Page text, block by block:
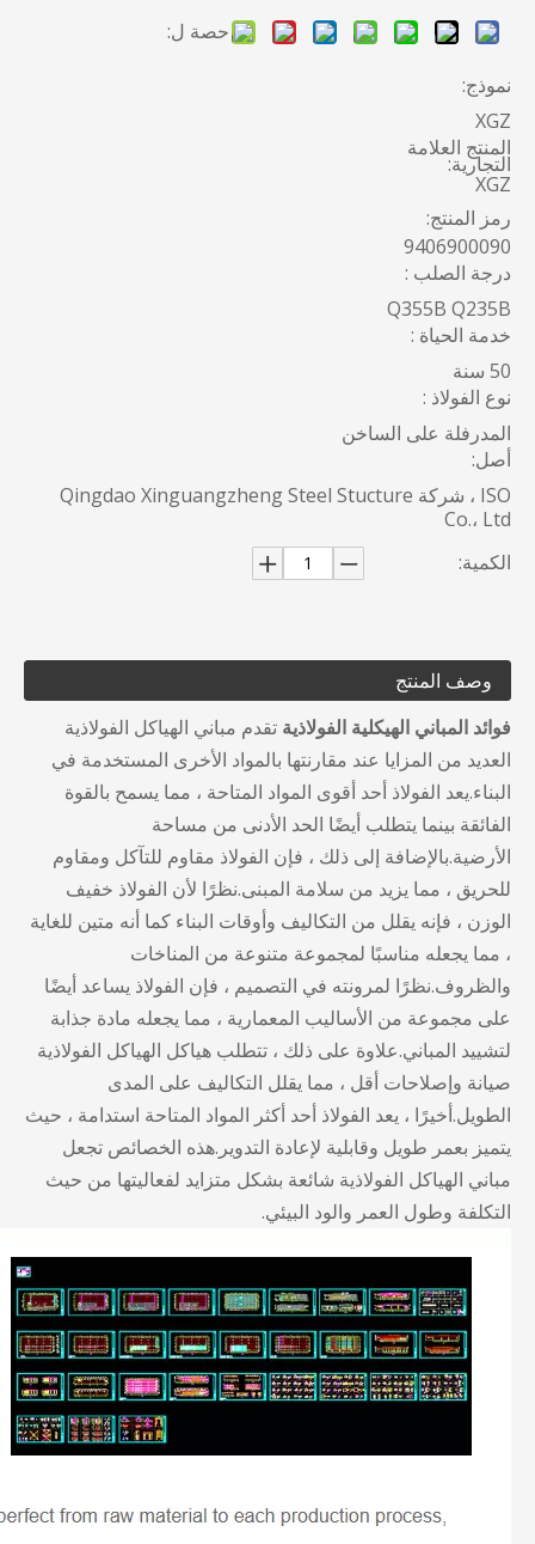
حصة ل:
نموذج:
XGZ
المنتج العلامة
التجارية:
XGZ
رمز المنتج:
9406900090
درجة الصلب :
Q355B Q235B
خدمة الحياة :
50 سنة
نوع الفولاذ :
المدرفلة على الساخن
أصل:
ISO ، شركة Qingdao Xinguangzheng Steel Stucture
Co.، Ltd
الكمية:
وصف المنتج
فوائد المباني الهيكلية الفولاذية تقدم مباني الهياكل الفولاذية
العديد من المزايا عند مقارنتها بالمواد الأخرى المستخدمة في
البناء.يعد الفولاذ أحد أقوى المواد المتاحة ، مما يسمح بالقوة
الفائقة بينما يتطلب أيضًا الحد الأدنى من مساحة
الأرضية.بالإضافة إلى ذلك ، فإن الفولاذ مقاوم للتآكل ومقاوم
للحريق ، مما يزيد من سلامة المبنى.نظرًا لأن الفولاذ خفيف
الوزن ، فإنه يقلل من التكاليف وأوقات البناء كما أنه متين للغاية
، مما يجعله مناسبًا لمجموعة متنوعة من المناخات
والظروف.نظرًا لمرونته في التصميم ، فإن الفولاذ يساعد أيضًا
على مجموعة من الأساليب المعمارية ، مما يجعله مادة جذابة
لتشييد المباني.علاوة على ذلك ، تتطلب هياكل الهياكل الفولاذية
صيانة وإصلاحات أقل ، مما يقلل التكاليف على المدى
الطويل.أخيرًا ، يعد الفولاذ أحد أكثر المواد المتاحة استدامة ، حيث
يتميز بعمر طويل وقابلية لإعادة التدوير.هذه الخصائص تجعل
مباني الهياكل الفولاذية شائعة بشكل متزايد لفعاليتها من حيث
التكلفة وطول العمر والود البيئي.